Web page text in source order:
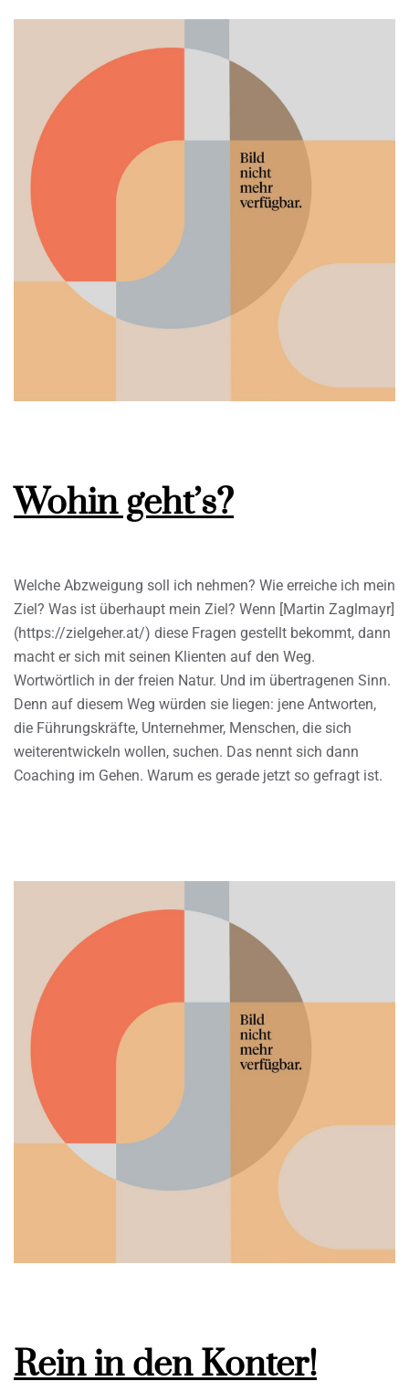
Wohin geht’s?
Welche Abzweigung soll ich nehmen? Wie erreiche ich mein
Ziel? Was ist überhaupt mein Ziel? Wenn [Martin Zaglmayr]
(https://zielgeher.at/) diese Fragen gestellt bekommt, dann
macht er sich mit seinen Klienten auf den Weg.
Wortwörtlich in der freien Natur. Und im übertragenen Sinn.
Denn auf diesem Weg würden sie liegen: jene Antworten,
die Führungskräfte, Unternehmer, Menschen, die sich
weiterentwickeln wollen, suchen. Das nennt sich dann
Coaching im Gehen. Warum es gerade jetzt so gefragt ist.
Rein in den Konter!